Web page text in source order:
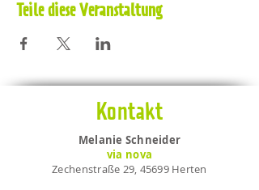
Teile diese Veranstaltung
Kontakt
Melanie Schneider
via nova
Zechenstraße 29, 45699 Herten